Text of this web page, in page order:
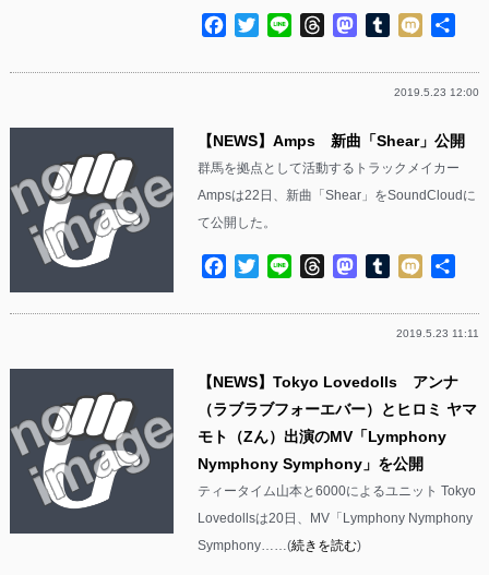
Facebook
TwitterLine ThreadsMastodon
Tumblr
Mixi
2019.5.23 12:00
【NEWS】Amps 新曲「Shear」公開
群馬を拠点として活動するトラックメイカー
Ampsは22日、新曲「Shear」をSoundCloudに
て公開した。
Facebook
TwitterLine ThreadsMastodon
Tumblr
Mixi
2019.5.23 11:11
【NEWS】Tokyo Lovedolls アンナ
（ラブラブフォーエバー）とヒロミ ヤマ
モト（Zん）出演のMV「Lymphony
Nymphony Symphony」を公開
ティータイム山本と6000によるユニット Tokyo
Lovedollsは20日、MV「Lymphony Nymphony
Symphony……(続きを読む)